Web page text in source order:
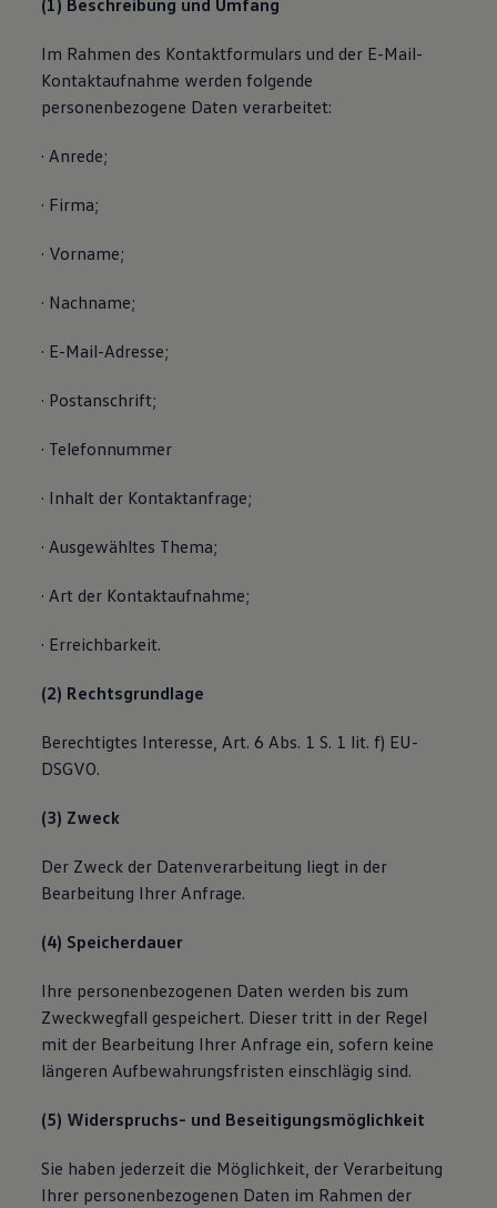
(1) Beschreibung und Umfang
Im Rahmen des Kontaktformulars und der E-Mail-
Kontaktaufnahme werden folgende
personenbezogene Daten verarbeitet:
· Anrede;
· Firma;
· Vorname;
· Nachname;
· E-Mail-Adresse;
· Postanschrift;
· Telefonnummer
· Inhalt der Kontaktanfrage;
· Ausgewähltes Thema;
· Art der Kontaktaufnahme;
· Erreichbarkeit.
(2) Rechtsgrundlage
Berechtigtes Interesse, Art. 6 Abs. 1 S. 1 lit. f) EU-
DSGVO.
(3) Zweck
Der Zweck der Datenverarbeitung liegt in der
Bearbeitung Ihrer Anfrage.
(4) Speicherdauer
Ihre personenbezogenen Daten werden bis zum
Zweckwegfall gespeichert. Dieser tritt in der Regel
mit der Bearbeitung Ihrer Anfrage ein, sofern keine
längeren Aufbewahrungsfristen einschlägig sind.
(5) Widerspruchs- und Beseitigungsmöglichkeit
Sie haben jederzeit die Möglichkeit, der Verarbeitung
Ihrer personenbezogenen Daten im Rahmen der